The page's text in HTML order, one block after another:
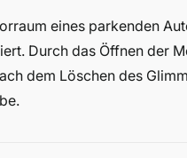
eines parkenden
Durch das Öffnen der
dem Löschen des